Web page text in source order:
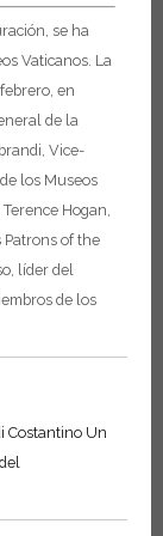
se ha
Vaticanos. La
en
de la
Vice-
los Museos
Hogan,
Patrons of the
líder del
de los
Costantino Un